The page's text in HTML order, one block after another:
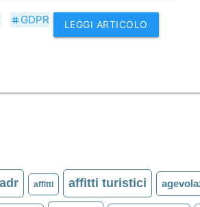
tag GDPR LEGGI ARTICOLO
adr affitti affitti turistici